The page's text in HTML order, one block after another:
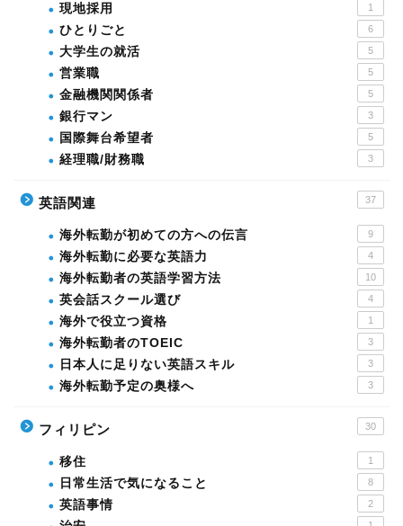
現地採用 1
ひとりごと 6
大学生の就活 5
営業職 5
金融機関関係者 5
銀行マン 3
国際舞台希望者 5
経理職/財務職 3
英語関連 37
海外転勤が初めての方への伝言 9
海外転勤に必要な英語力 4
海外転勤者の英語学習方法 10
英会話スクール選び 4
海外で役立つ資格 1
海外転勤者のTOEIC 3
日本人に足りない英語スキル 3
海外転勤予定の奥様へ 3
フィリピン 30
移住 1
日常生活で気になること 8
英語事情 2